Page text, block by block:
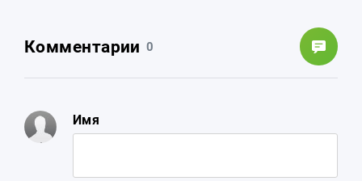
Комментарии 0
Имя